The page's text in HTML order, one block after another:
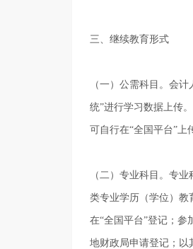
三、继续教育形式
（一）公需科目。会
统”进行学习数据上传
可自行在“全国平台”上
（二）专业科目。专
类专业学历（学位）教
在“全国平台”登记；参
地财政局申请登记；以